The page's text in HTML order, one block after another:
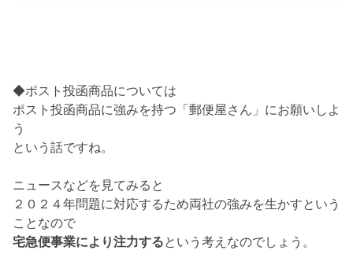
◆ポスト投函商品については
ポスト投函商品に強みを持つ「郵便屋さん」にお願いしよ
う
という話ですね。
ニュースなどを見てみると
２０２４年問題に対応するため両社の強みを生かすという
ことなので
宅急便事業により注力するという考えなのでしょう。